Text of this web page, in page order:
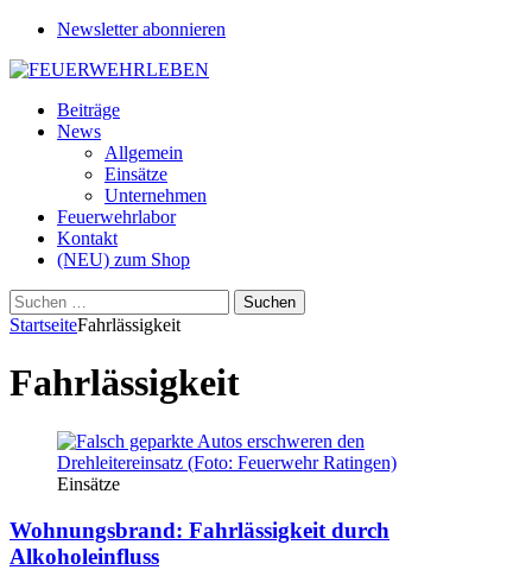
Newsletter abonnieren
Beiträge
News
Allgemein
Einsätze
Unternehmen
Feuerwehrlabor
Kontakt
(NEU) zum Shop
Suchen
nach:
StartseiteFahrlässigkeit
Fahrlässigkeit
Einsätze
Wohnungsbrand: Fahrlässigkeit durch
Alkoholeinfluss